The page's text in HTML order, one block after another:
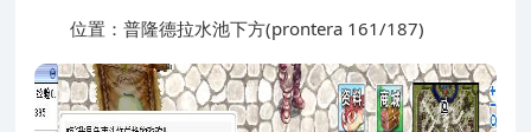
位置：普隆德拉水池下方(prontera 161/187)